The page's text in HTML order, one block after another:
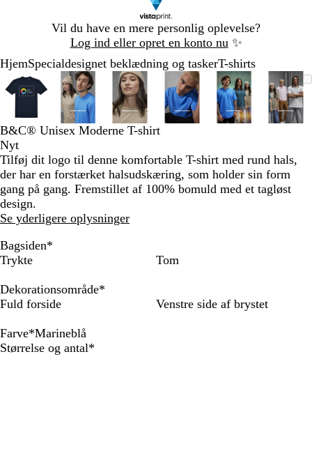
Vil du have en mere personlig oplevelse?
Log ind eller opret en konto nu ✨
1
HjemSpecialdesignet beklædning og taskerT-shirts
Zoombart
billede
Zoomet
til
minimum
Klik
for
udvide
Brug
tasterne
og
minus
at
zoome
og
piletasterne
til
at
panorere
Zoombart
billede
Zoomet
til
minimum
Klik
for
at
udvide
Brug
tasterne
plus
og
minus
at
zoome
og
til
Zoombart
billede
Zoomet
til
minimum
Klik
for
at
udvide
Brug
tasterne
plus
og
minus
at
zoome
og
til
panorere
Zoombart
billede
Zoomet
til
minimum
Klik
for
at
udvide
Brug
tasterne
plus
og
at
zoome
og
Zoombart
billede
Zoomet
til
minimum
Klik
for
at
udvide
Brug
tasterne
plus
og
at
zoome
og
til
Klik
for
at
Brug
plus
og
at
og
Slide
1
B&C® Unisex Moderne T-shirt
Nyt
Tilføj dit logo til denne komfortable T-shirt med rund hals,
der har en forstærket halsudskæring, som holder sin form
gang på gang. Fremstillet af 100% bomuld med et tagløst
design.
Se yderligere oplysninger
Bagsiden*
Trykte
Tom
Dekorationsområde*
Fuld forside
Venstre side af brystet
Farve*Marineblå
H
S
M
M
R
M
Størrelse og antal*